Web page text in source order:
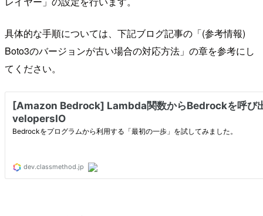
具体的な手順については、下記ブログ記事の「(参考情報)
Boto3のバージョンが古い場合の対応方法」の章を参考にし
てください。